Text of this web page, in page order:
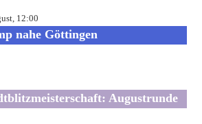
12:00
nahe Göttingen
Augustrunde